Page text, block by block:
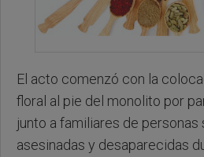
El acto comenzó con la
floral al pie del monolito por
junto a familiares de personas
asesinadas y desaparecidas